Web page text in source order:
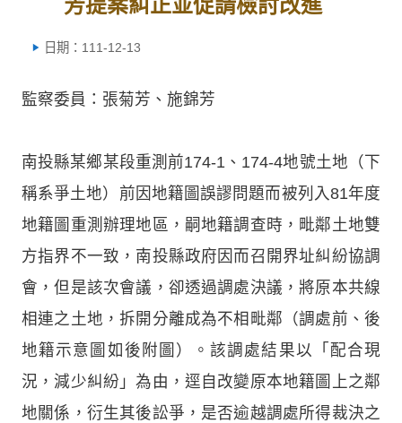
芳提案糾正並促請檢討改進
日期：111-12-13
監察委員：張菊芳、施錦芳
南投縣某鄉某段重測前174-1、174-4地號土地（下
稱系爭土地）前因地籍圖誤謬問題而被列入81年度
地籍圖重測辦理地區，嗣地籍調查時，毗鄰土地雙
方指界不一致，南投縣政府因而召開界址糾紛協調
會，但是該次會議，卻透過調處決議，將原本共線
相連之土地，拆開分離成為不相毗鄰（調處前、後
地籍示意圖如後附圖）。該調處結果以「配合現
況，減少糾紛」為由，逕自改變原本地籍圖上之鄰
地關係，衍生其後訟爭，是否逾越調處所得裁決之